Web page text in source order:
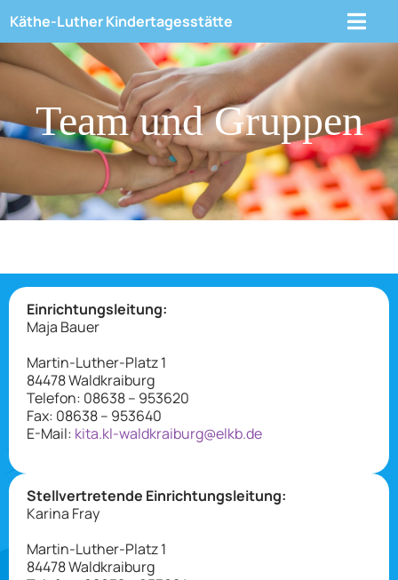
springen
Käthe-LutherKindertagesstätte
Kontakt
Die Einrichtung
Team Und Gruppen
Religion
Konzeption
Elternarbeit
Datenverarbeitung
Team und Gruppen
Einrichtungsleitung:
Maja Bauer
Martin-Luther-Platz 1
84478 Waldkraiburg
Telefon: 08638 – 953620
Fax: 08638 – 953640
E-Mail: kita.kl-waldkraiburg@elkb.de
Stellvertretende Einrichtungsleitung:
Karina Fray
Martin-Luther-Platz 1
84478 Waldkraiburg